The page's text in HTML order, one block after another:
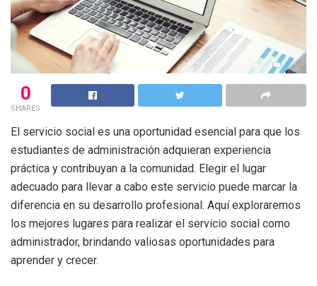
0
SHARES
El servicio social es una oportunidad esencial para que los
estudiantes de administración adquieran experiencia
práctica y contribuyan a la comunidad. Elegir el lugar
adecuado para llevar a cabo este servicio puede marcar la
diferencia en su desarrollo profesional. Aquí exploraremos
los mejores lugares para realizar el servicio social como
administrador, brindando valiosas oportunidades para
aprender y crecer.